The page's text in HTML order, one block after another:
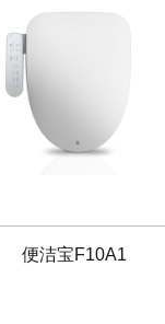
便洁宝F10A1